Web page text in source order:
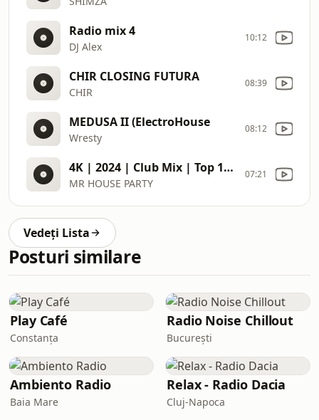
Radio mix 4
DJ Alex
10:12
CHIR CLOSING FUTURA
CHIR
08:39
MEDUSA II (ElectroHouse
Wresty
08:12
4K | 2024 | Club Mix | Top 100 | *NEW: MK & Dom Dolla x Peggy Gou | J. Worra | Nic Fanciulli
MR HOUSE PARTY
07:21
Vedeți Lista
Posturi similare
Play Café
Constanța
Radio Noise Chillout
București
Ambiento Radio
Baia Mare
Relax - Radio Dacia
Cluj-Napoca